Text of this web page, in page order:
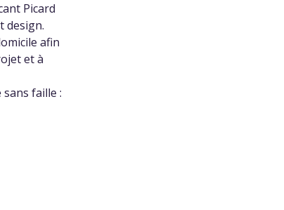
Picard
design.
afin
et à
faille :